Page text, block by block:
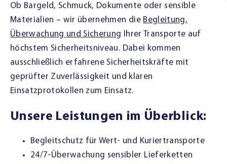
Ob Bargeld, Schmuck, Dokumente oder sensible
Materialien – wir übernehmen die Begleitung,
Überwachung und Sicherung Ihrer Transporte auf
höchstem Sicherheitsniveau. Dabei kommen
ausschließlich erfahrene Sicherheitskräfte mit
geprüfter Zuverlässigkeit und klaren
Einsatzprotokollen zum Einsatz.
Unsere Leistungen im Überblick:
Begleitschutz für Wert- und Kuriertransporte
24/7-Überwachung sensibler Lieferketten